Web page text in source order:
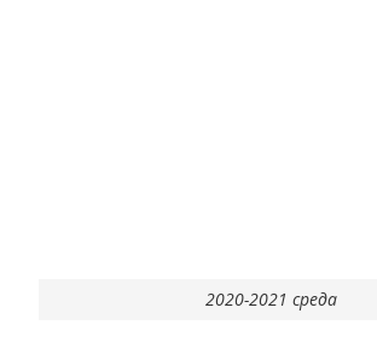
2020-2021 среда